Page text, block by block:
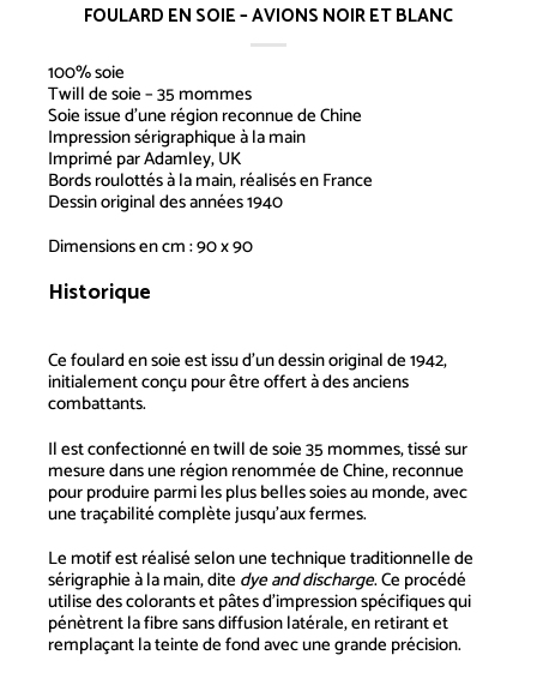
FOULARD EN SOIE – AVIONS NOIR ET BLANC
100% soie
Twill de soie – 35 mommes
Soie issue d’une région reconnue de Chine
Impression sérigraphique à la main
Imprimé par Adamley, UK
Bords roulottés à la main, réalisés en France
Dessin original des années 1940
Dimensions en cm : 90 x 90
Historique
Ce foulard en soie est issu d’un dessin original de 1942,
initialement conçu pour être offert à des anciens
combattants.
Il est confectionné en twill de soie 35 mommes, tissé sur
mesure dans une région renommée de Chine, reconnue
pour produire parmi les plus belles soies au monde, avec
une traçabilité complète jusqu’aux fermes.
Le motif est réalisé selon une technique traditionnelle de
sérigraphie à la main, dite dye and discharge. Ce procédé
utilise des colorants et pâtes d’impression spécifiques qui
pénètrent la fibre sans diffusion latérale, en retirant et
remplaçant la teinte de fond avec une grande précision.